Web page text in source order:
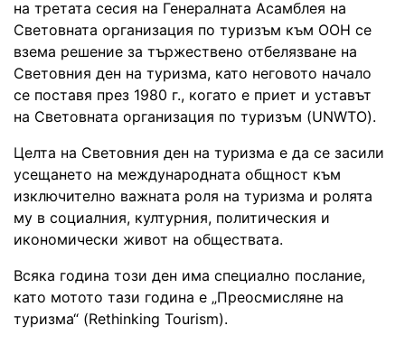
на третата сесия на Генералната Асамблея на
Световната организация по туризъм към ООН се
взема решение за тържествено отбелязване на
Световния ден на туризма, като неговото начало
се поставя през 1980 г., когато е приет и уставът
на Световната организация по туризъм (UNWTO).
Целта на Световния ден на туризма е да се засили
усещането на международната общност към
изключително важната роля на туризма и ролята
му в социалния, културния, политическия и
икономически живот на обществата.
Всяка година този ден има специално послание,
като мотото тази година е „Преосмисляне на
туризма“ (Rethinking Tourism).